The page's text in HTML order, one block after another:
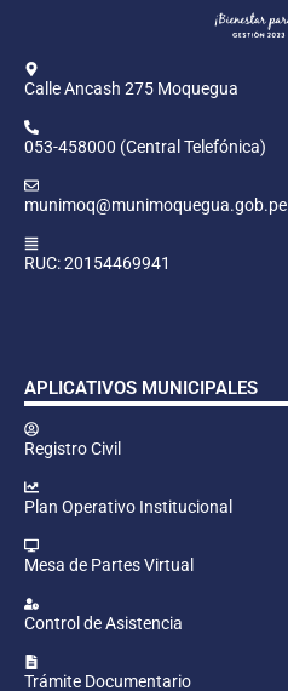
Calle Ancash 275 Moquegua
053-458000 (Central Telefónica)
munimoq@munimoquegua.gob.pe
RUC: 20154469941
APLICATIVOS MUNICIPALES
Registro Civil
Plan Operativo Institucional
Mesa de Partes Virtual
Control de Asistencia
Trámite Documentario